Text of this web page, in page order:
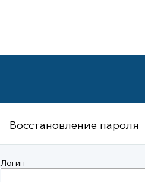
Восстановление пароля
Логин